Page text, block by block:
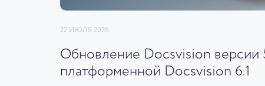
22 ИЮЛЯ 2026
Обновление Docsvision версии
платформенной Docsvision 6.1